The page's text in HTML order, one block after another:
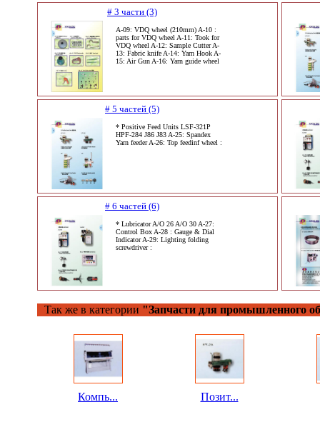
# 3 части (3)
A-09: VDQ wheel (210mm) A-10 :
parts for VDQ wheel A-11: Took for
VDQ wheel A-12: Sample Cutter A-
13: Fabric knife A-14: Yarn Hook A-
15: Air Gun A-16: Yarn guide wheel
# 5 частей (5)
* Positive Feed Units LSF-321P
HPF-284 J86 J83 A-25: Spandex
Yarn feeder A-26: Top feedinf wheel :
# 6 частей (6)
* Lubricator A/O 26 A/O 30 A-27:
Control Box A-28 : Gauge & Dial
Indicator A-29: Lighting folding
screwdriver :
Так же в категории "Запчасти для промышленного
Компь... Позит...